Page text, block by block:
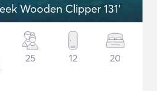
Wooden Clipper 131'
25 12 20